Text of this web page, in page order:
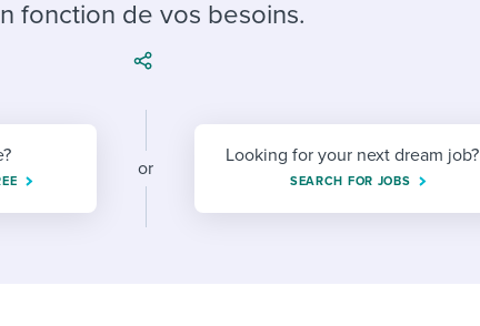
Workable customer stories
Workable customer stories
fonction de vos besoins.
or
Looking for your next dream job?
SEARCH FOR JOBS